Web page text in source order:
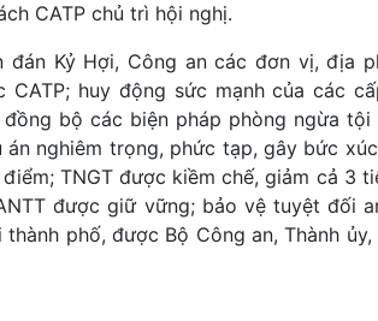
CATP chủ trì hội nghị.
Kỷ Hợi, Công an các đơn vị, địa
huy động sức mạnh của các
bộ các biện pháp phòng ngừa tội
nghiêm trọng, phức tạp, gây bức
TNGT được kiềm chế, giảm cả 3
được giữ vững; bảo vệ tuyệt đối
phố, được Bộ Công an, Thành ủy,